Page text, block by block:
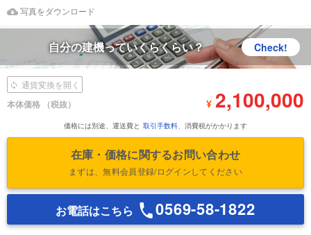
Download Images
写真をダウンロード
自分の建機っていくらくらい？ Check!
本体価格 （税抜） ¥ 2,100,000
通貨変換を開く
価格には別途、運送費と 取引手数料、消費税がかかります
在庫・価格に関するお問い合わせ
まずは、無料会員登録/ログインしてください
お電話はこちら 0569-58-1822